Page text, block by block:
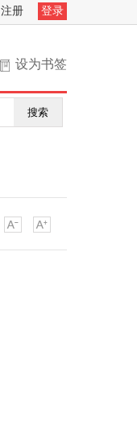
注册 登录
设为书签
搜索